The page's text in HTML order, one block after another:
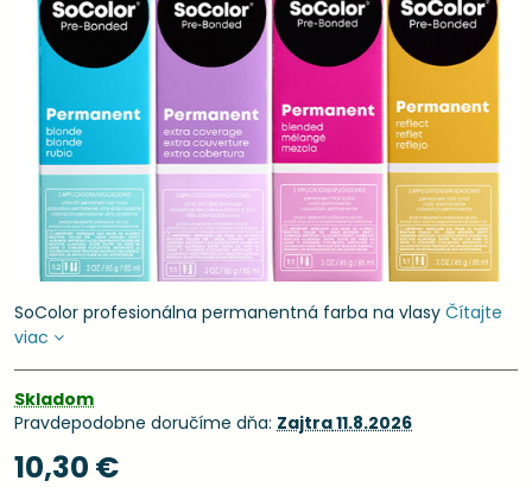
SoColor profesionálna permanentná farba na vlasy Čítajte
viac
Skladom
Pravdepodobne doručíme dňa: Zajtra11.8.2026
10,30 €